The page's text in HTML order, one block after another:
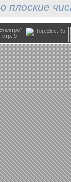
плоские
стр. 9